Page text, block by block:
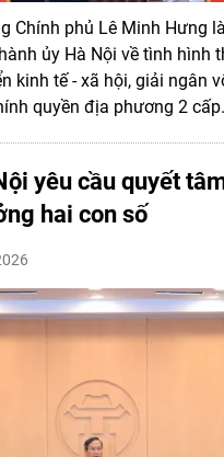
Chính phủ Lê Minh Hưng
ủy Hà Nội về tình hình
kinh tế - xã hội, giải ngân
quyền địa phương 2 cấp.
yêu cầu quyết
hai con số